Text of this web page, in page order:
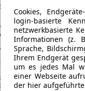
Cookies,
login-basierte
netzwerkbasierte
Informationen (z.
Sprache,
Ihrem Endgerät
um es jedes Mal
einer Webseite
der hier